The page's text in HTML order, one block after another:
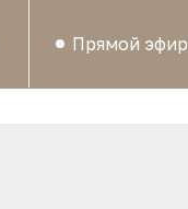
Прямой эфир